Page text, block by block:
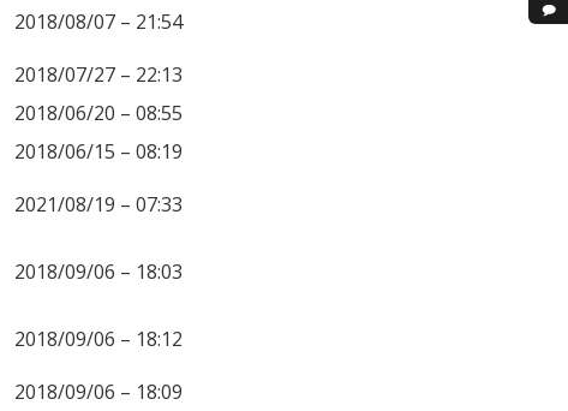
2018/08/07 – 21:54
2018/07/27 – 22:13
2018/06/20 – 08:55
2018/06/15 – 08:19
2021/08/19 – 07:33
2018/09/06 – 18:03
2018/09/06 – 18:12
2018/09/06 – 18:09